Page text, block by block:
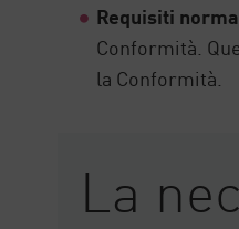
Requisiti
Conformità.
la Conformità.
La